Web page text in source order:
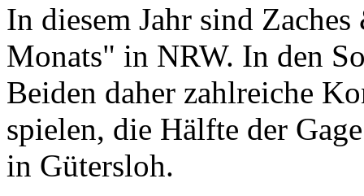
In diesem Jahr sind
Monats" in NRW. In den
Beiden daher zahlreiche
spielen, die Hälfte der
in Gütersloh.